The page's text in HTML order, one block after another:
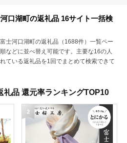
口湖町の返礼品 16サイト一括検
士河口湖町の返礼品（1688件）一覧ペー
などに並べ替え可能です。主要な16の人
ている返礼品を1回でまとめて検索できて
礼品 還元率ランキングTOP10
2